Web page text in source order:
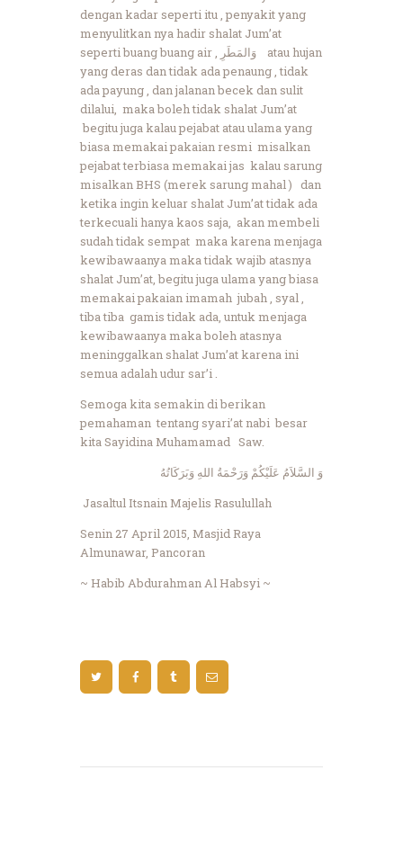
dengan kadar seperti itu , penyakit yang
menyulitkan nya hadir shalat Jum’at
seperti buang buang air , وَالمَطَرِ
atau hujan
yang deras dan tidak ada penaung , tidak
ada payung , dan jalanan becek dan sulit
dilalui, maka boleh tidak shalat Jum’at
begitu juga kalau pejabat atau ulama yang
biasa memakai pakaian resmi misalkan
pejabat terbiasa memakai jas kalau sarung
misalkan BHS (merek sarung mahal ) dan
ketika ingin keluar shalat Jum’at tidak ada
terkecuali hanya kaos saja, akan membeli
sudah tidak sempat maka karena menjaga
kewibawaanya maka tidak wajib atasnya
shalat Jum’at, begitu juga ulama yang biasa
memakai pakaian imamah jubah , syal ,
tiba tiba gamis tidak ada, untuk menjaga
kewibawaanya maka boleh atasnya
meninggalkan shalat Jum’at karena ini
semua adalah udur sar’i .
Semoga kita semakin di berikan
pemahaman tentang syari’at nabi besar
kita Sayidina Muhamamad Saw.
وَ السَّلاَمُ عَلَيْكُمْ وَرَحْمَةُ اللهِ وَبَرَكَاتُهُ
Jasaltul Itsnain Majelis Rasulullah
Senin 27 April 2015, Masjid Raya
Almunawar, Pancoran
~ Habib Abdurahman Al Habsyi ~